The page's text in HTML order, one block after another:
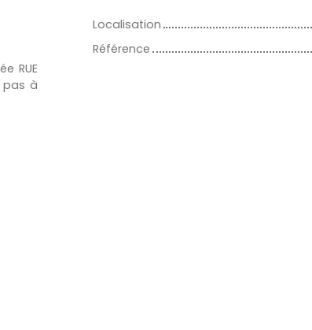
RUE
pas à
Localisation
Référence